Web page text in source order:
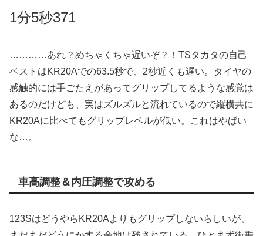
1分5秒371
…………あれ？めちゃくちゃ遅いぞ？！TSタカタの自己
ベストはKR20Aでの63.5秒で、2秒近くも遅い。タイヤの
感触的には手ごたえがあってグリップしてるような感覚は
あるのだけども、実はズルズルと流れているので縦横共に
KR20Aに比べてもグリップレベルが低い。これはやばい
な…。
車高調整＆内圧調整で攻める
123SはどうやらKR20Aよりもグリップしないらしいが、